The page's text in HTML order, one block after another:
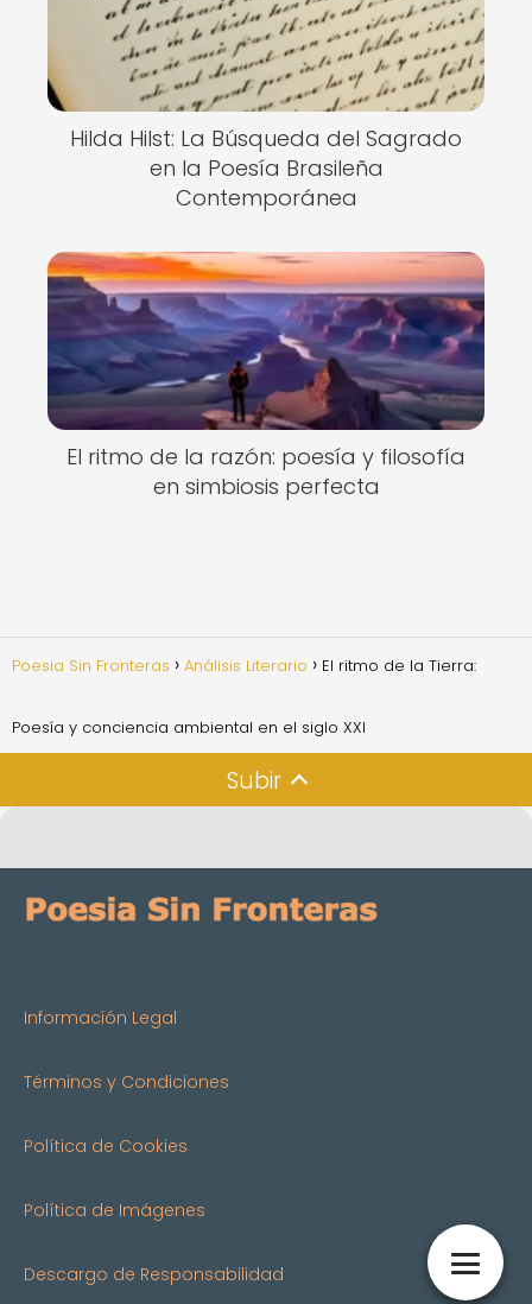
Hilda Hilst: La Búsqueda del Sagrado
en la Poesía Brasileña
Contemporánea
El ritmo de la razón: poesía y filosofía
en simbiosis perfecta
Poesia Sin Fronteras Análisis Literario El ritmo de la Tierra:
Poesía y conciencia ambiental en el siglo XXI
Subir
Información Legal
Términos y Condiciones
Política de Cookies
Política de Imágenes
Descargo de Responsabilidad